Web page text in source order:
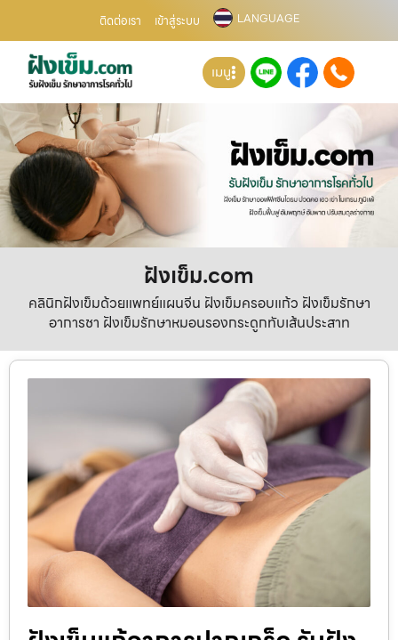
ติดต่อเรา เข้าสู่ระบบ LANGUAGE
เมนู
ฝังเข็ม.com
คลินิกฝังเข็มด้วยแพทย์แผนจีน ฝังเข็มครอบแก้ว ฝังเข็มรักษา
อาการชา ฝังเข็มรักษาหมอนรองกระดูกทับเส้นประสาท